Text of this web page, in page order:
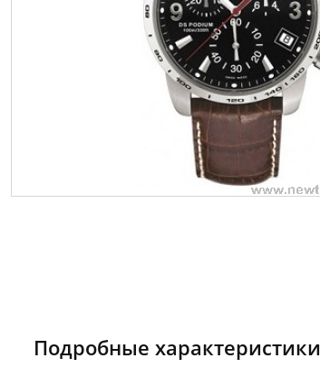
Подробные характеристики